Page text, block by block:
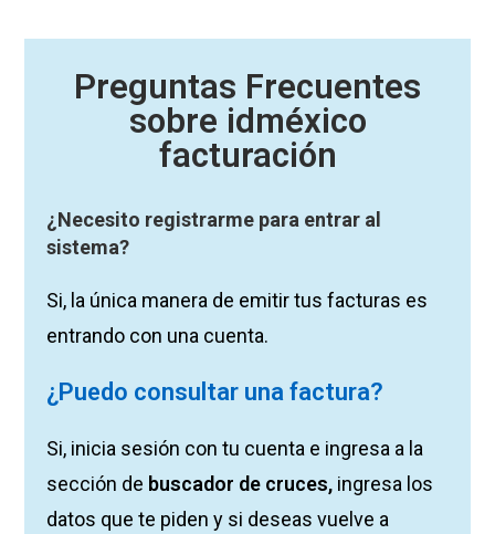
Preguntas Frecuentes
sobre idméxico
facturación
¿Necesito registrarme para entrar al
sistema?
Si, la única manera de emitir tus facturas es
entrando con una cuenta.
¿Puedo consultar una factura?
Si, inicia sesión con tu cuenta e ingresa a la
sección de buscador de cruces, ingresa los
datos que te piden y si deseas vuelve a